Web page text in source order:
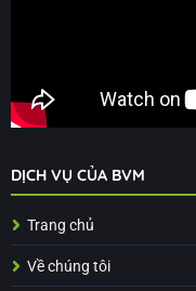
DỊCH VỤ CỦA BVM
Trang chủ
Về chúng tôi